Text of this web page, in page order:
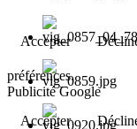
Accepter
préférences.
Publicité Google
Accepter